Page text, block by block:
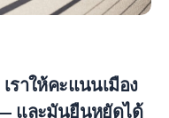
ราให้คะแนนเมือง
และมันยืนหยัดได้